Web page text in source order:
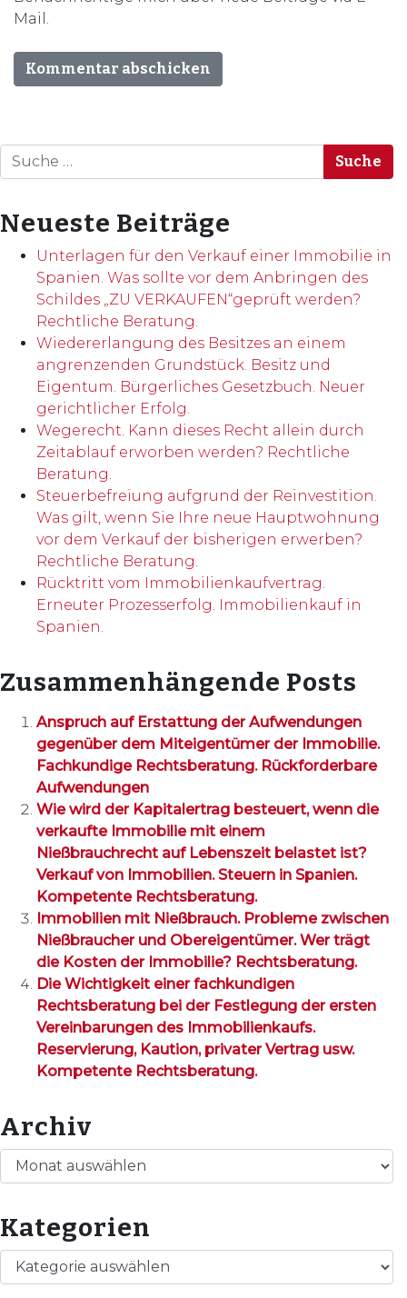
Mail.
Suche
Neueste Beiträge
Unterlagen für den Verkauf einer Immobilie in
Spanien. Was sollte vor dem Anbringen des
Schildes „ZU VERKAUFEN“geprüft werden?
Rechtliche Beratung.
Wiedererlangung des Besitzes an einem
angrenzenden Grundstück. Besitz und
Eigentum. Bürgerliches Gesetzbuch. Neuer
gerichtlicher Erfolg.
Wegerecht. Kann dieses Recht allein durch
Zeitablauf erworben werden? Rechtliche
Beratung.
Steuerbefreiung aufgrund der Reinvestition.
Was gilt, wenn Sie Ihre neue Hauptwohnung
vor dem Verkauf der bisherigen erwerben?
Rechtliche Beratung.
Rücktritt vom Immobilienkaufvertrag.
Erneuter Prozesserfolg. Immobilienkauf in
Spanien.
Zusammenhängende Posts
Anspruch auf Erstattung der Aufwendungen
gegenüber dem Miteigentümer der Immobilie.
Fachkundige Rechtsberatung. Rückforderbare
Aufwendungen
Wie wird der Kapitalertrag besteuert, wenn die
verkaufte Immobilie mit einem
Nießbrauchrecht auf Lebenszeit belastet ist?
Verkauf von Immobilien. Steuern in Spanien.
Kompetente Rechtsberatung.
Immobilien mit Nießbrauch. Probleme zwischen
Nießbraucher und Obereigentümer. Wer trägt
die Kosten der Immobilie? Rechtsberatung.
Die Wichtigkeit einer fachkundigen
Rechtsberatung bei der Festlegung der ersten
Vereinbarungen des Immobilienkaufs.
Reservierung, Kaution, privater Vertrag usw.
Kompetente Rechtsberatung.
Archiv
Archiv
Kategorien
Kategorien